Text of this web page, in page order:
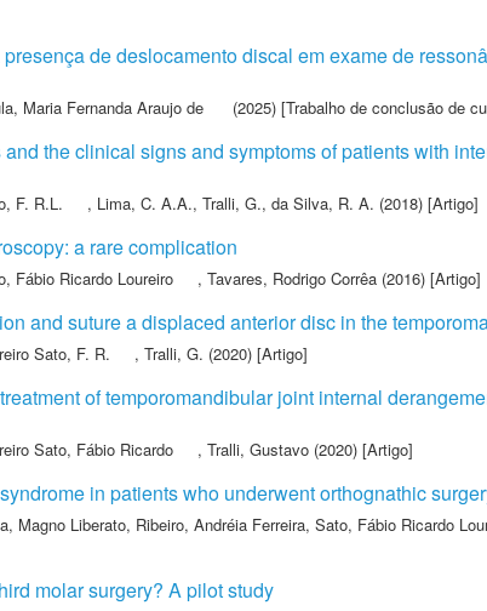
de deslocamento discal em exame de
Maria Fernanda Araujo de (2025) [Trabalho de conclusão de
the clinical signs and symptoms of patients with
F. R.L. , Lima, C. A.A., Tralli, G., da Silva, R. A. (2018) [Artigo]
a rare complication
Fábio Ricardo Loureiro , Tavares, Rodrigo Corrêa (2016) [Artigo]
and suture a displaced anterior disc in the
Sato, F. R. , Tralli, G. (2020) [Artigo]
of temporomandibular joint internal
Sato, Fábio Ricardo , Tralli, Gustavo (2020) [Artigo]
in patients who underwent orthognathic
Magno Liberato, Ribeiro, Andréia Ferreira, Sato, Fábio Ricardo
molar surgery? A pilot study